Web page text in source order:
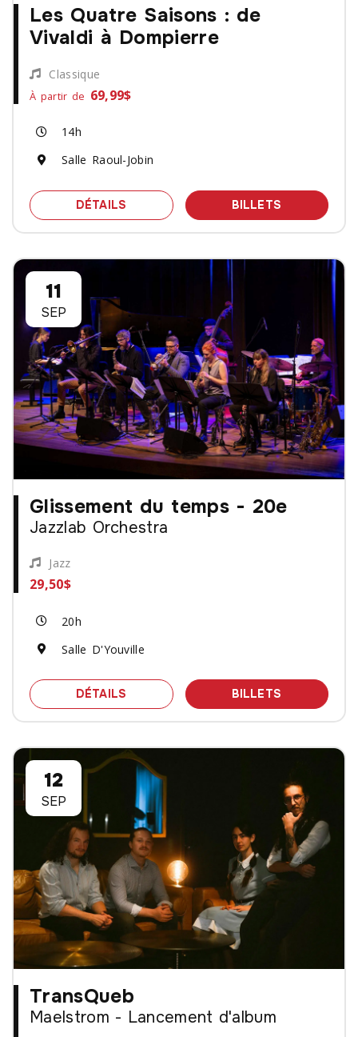
Les Quatre Saisons : de
Vivaldi à Dompierre
Classique
À partir de 69,99$
14h
Salle Raoul-Jobin
DÉTAILS SPECTACLE LES QUATRE SAISONS :
BILLETS DES
11
SEP
Glissement du temps - 20e
Jazzlab Orchestra
Jazz
29,50$
20h
Salle D'Youville
DÉTAILS SPECTACLE GLISSEMENT DU
BILLETS DES
12
SEP
TransQueb
Maelstrom - Lancement d'album